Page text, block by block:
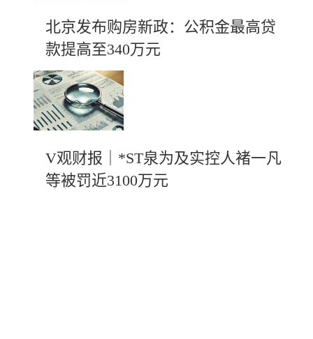
北京发布购房新政：公积金最高贷
款提高至340万元
V观财报｜*ST泉为及实控人褚一凡
等被罚近3100万元